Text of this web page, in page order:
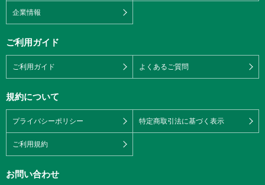
企業情報
ご利用ガイド
ご利用ガイド よくあるご質問
規約について
プライバシーポリシー 特定商取引法に基づく表示
ご利用規約
お問い合わせ